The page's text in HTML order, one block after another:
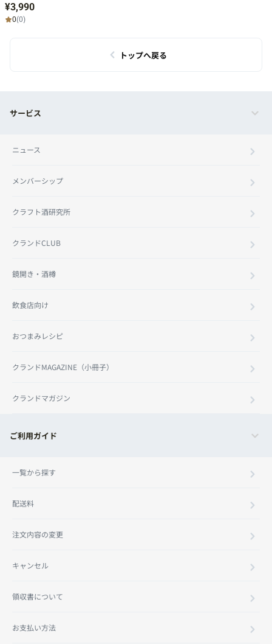
¥3,990
0(0)
トップへ戻る
サービス
ニュース
メンバーシップ
クラフト酒研究所
クランドCLUB
鏡開き・酒樽
飲食店向け
おつまみレシピ
クランドMAGAZINE（小冊子）
クランドマガジン
ご利用ガイド
一覧から探す
配送料
注文内容の変更
キャンセル
領収書について
お支払い方法